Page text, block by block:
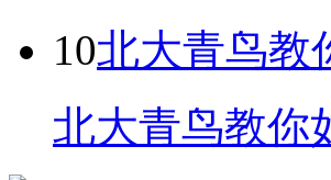
10北大青鸟教
北大青鸟教你